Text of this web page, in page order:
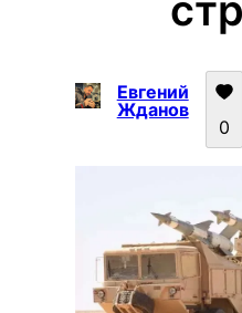
Евгений
Жданов
0